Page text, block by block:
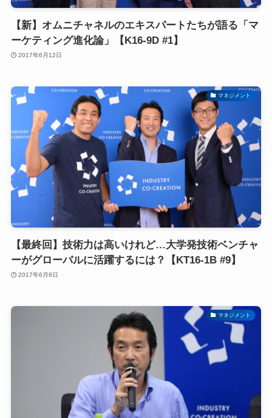
【新】オムニチャネルのエキスパートたちが語る「マ
ーケティング進化論」【K16-9D #1】
2017年6月12日
マネジメント
【最終回】技術力は高いけれど…大学発技術ベンチャ
ーがグローバルに活躍するには？【KT16-1B #9】
2017年6月8日
マネジメント